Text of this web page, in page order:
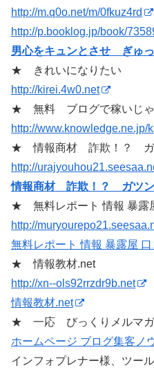
http://m.q0o.net/m/0fkuz4rd
http://p.booklog.jp/book/
男心をキュンとさせ ぎゅ
★ きれいになりたい
http://kirei.4w0.net
★ 無料 ブログで稼いじゃ
http://www.knowledge.ne.jp/
★ 情報商材 詐欺！？ ガ
http://
情報商材 詐欺！？ ガツン
★ 無料レポート 情報 暴露
http://
無料レポート 情報 暴露屋
★ 情報教材.net
http://xn--ols92rrzdr9b.net
情報教材.net
★ 一応 びっくりメルマガ
ホームページ ブログ集客ノ
インフォプレナー様、ツー